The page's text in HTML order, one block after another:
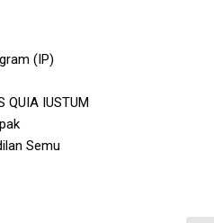
(IP)
QUIA IUSTUM
Semu